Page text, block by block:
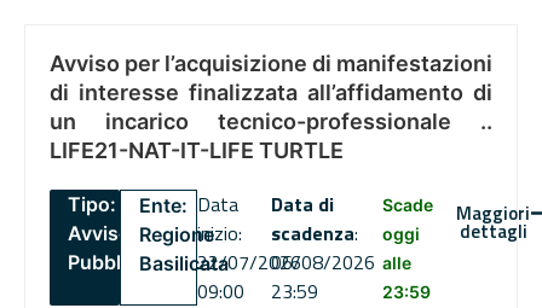
Avviso per l’acquisizione di manifestazioni
di interesse finalizzata all’affidamento di
un incarico tecnico-professionale ..
LIFE21-NAT-IT-LIFE TURTLE
Tipo:
Avviso
Pubblico
Ente:
Regione
Basilicata
Data
inizio:
22/07/2026
09:00
Data di
scadenza:
06/08/2026
23:59
Scade
oggi
alle
23:59
Maggiori
dettagli